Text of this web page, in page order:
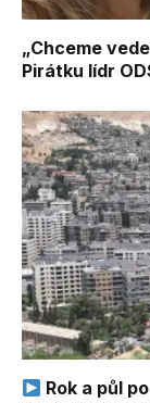
„Chceme
Pirátku lídr
Rok a půl